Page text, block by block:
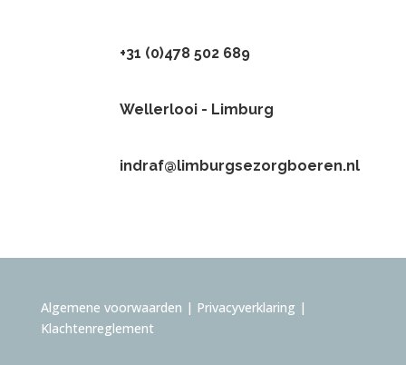
+31 (0)478 502 689
Wellerlooi - Limburg
indraf@limburgsezorgboeren.nl
Algemene voorwaarden | Privacyverklaring |
Klachtenreglement